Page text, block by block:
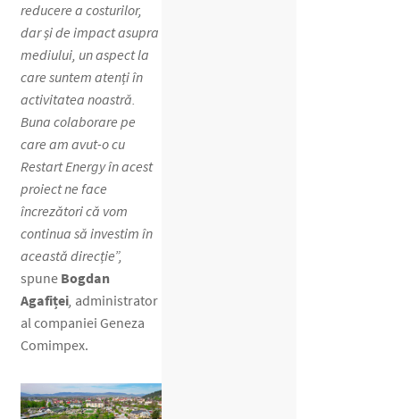
reducere a costurilor,
dar și de impact asupra
mediului, un aspect la
care suntem atenți în
activitatea noastră.
Buna colaborare pe
care am avut-o cu
Restart Energy în acest
proiect ne face
încrezători că vom
continua să investim în
această direcție”,
spune Bogdan
Agafiței, administrator
al companiei Geneza
Comimpex.